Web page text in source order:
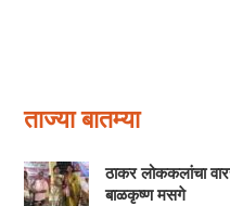
ताज्या बातम्या
ठाकर लोककलांचा
बाळकृष्ण मसगे